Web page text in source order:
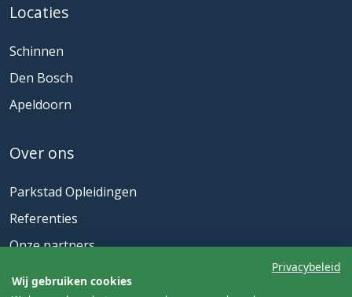
Locaties
Schinnen
Den Bosch
Apeldoorn
Over ons
Parkstad Opleidingen
Referenties
Onze partners
Privacybeleid
Wij gebruiken cookies